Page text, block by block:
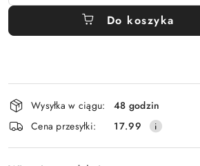
Do koszyka
Wyślij
Dostępność
i
dostawa
Wysyłka w ciągu:
48 godzin
Cena przesyłki:
17.99